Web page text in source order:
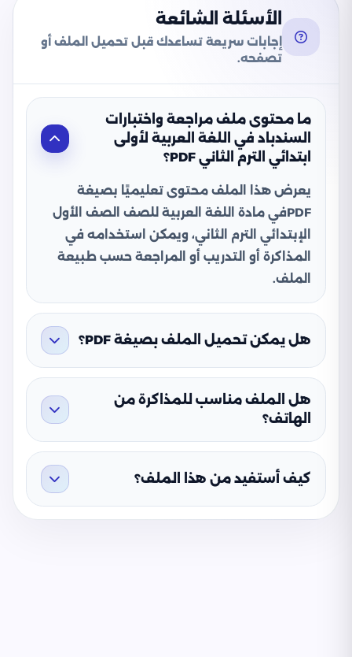
الأسئلة الشائعة
إجابات سريعة تساعدك قبل تحميل الملف أو
تصفحه.
ما محتوى ملف مراجعة واختبارات
السندباد في اللغة العربية لأولى
ابتدائي الترم الثاني PDF؟
يعرض هذا الملف محتوى تعليميًا بصيغة
PDFفي مادة اللغة العربية للصف الصف الأول
الإبتدائي الترم الثاني، ويمكن استخدامه في
المذاكرة أو التدريب أو المراجعة حسب طبيعة
الملف.
هل يمكن تحميل الملف بصيغة PDF؟
هل الملف مناسب للمذاكرة من
الهاتف؟
كيف أستفيد من هذا الملف؟